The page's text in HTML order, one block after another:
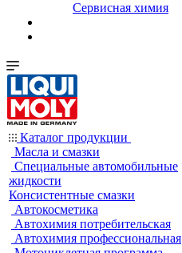
Сервисная химия
Каталог продукции
Масла и смазки
Специальные автомобильные
жидкости
Консистентные смазки
Автокосметика
Автохимия потребительская
Автохимия профессиональная